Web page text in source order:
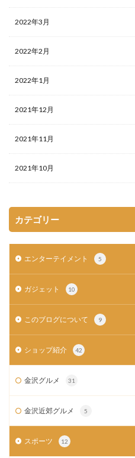
2022年3月
2022年2月
2022年1月
2021年12月
2021年11月
2021年10月
カテゴリー
エンターテイメント 5
ガジェット 10
このブログについて 9
ショップ紹介 42
金沢グルメ 31
金沢近郊グルメ 5
スポーツ 12